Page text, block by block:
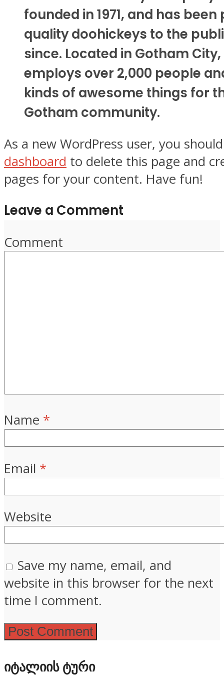
founded in 1971, and has
quality doohickeys to the
since. Located in Gotham City,
employs over 2,000 people
kinds of awesome things for
Gotham community.
As a new WordPress user, you
dashboard to delete this page and
pages for your content. Have fun!
Leave a Comment
Comment
Name *
Email *
Website
Save my name, email, and
website in this browser for the next
time I comment.
ᲘᲢᲐᲚᲘᲘᲡ ᲢᲣᲠᲘ